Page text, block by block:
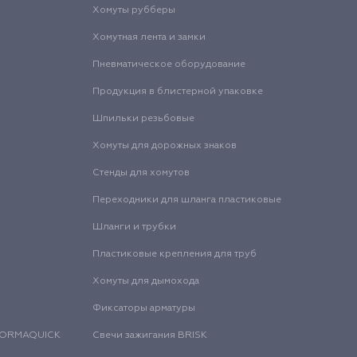
Хомуты рубберы
Хомутная лента и замки
Пневматическое оборудование
Продукция в блистерной упаковке
Шпильки резьбовые
Хомуты для дорожных знаков
Стенды для хомутов
Переходники для шланга пластиковые
Шланги и трубки
Пластиковые крепления для труб
Хомуты для дымохода
Фиксаторы арматуры
Свечи зажигания BRISK